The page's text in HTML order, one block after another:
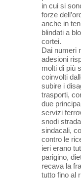
in cui si
forze
anche in
blindati a
cortei.
Dai numeri
adesioni
molti di più
coinvolti
subire i
trasporti,
due
servizi
snodi
sindacali,
contro le
ieri erano
parigino,
recava la
tutto fino al